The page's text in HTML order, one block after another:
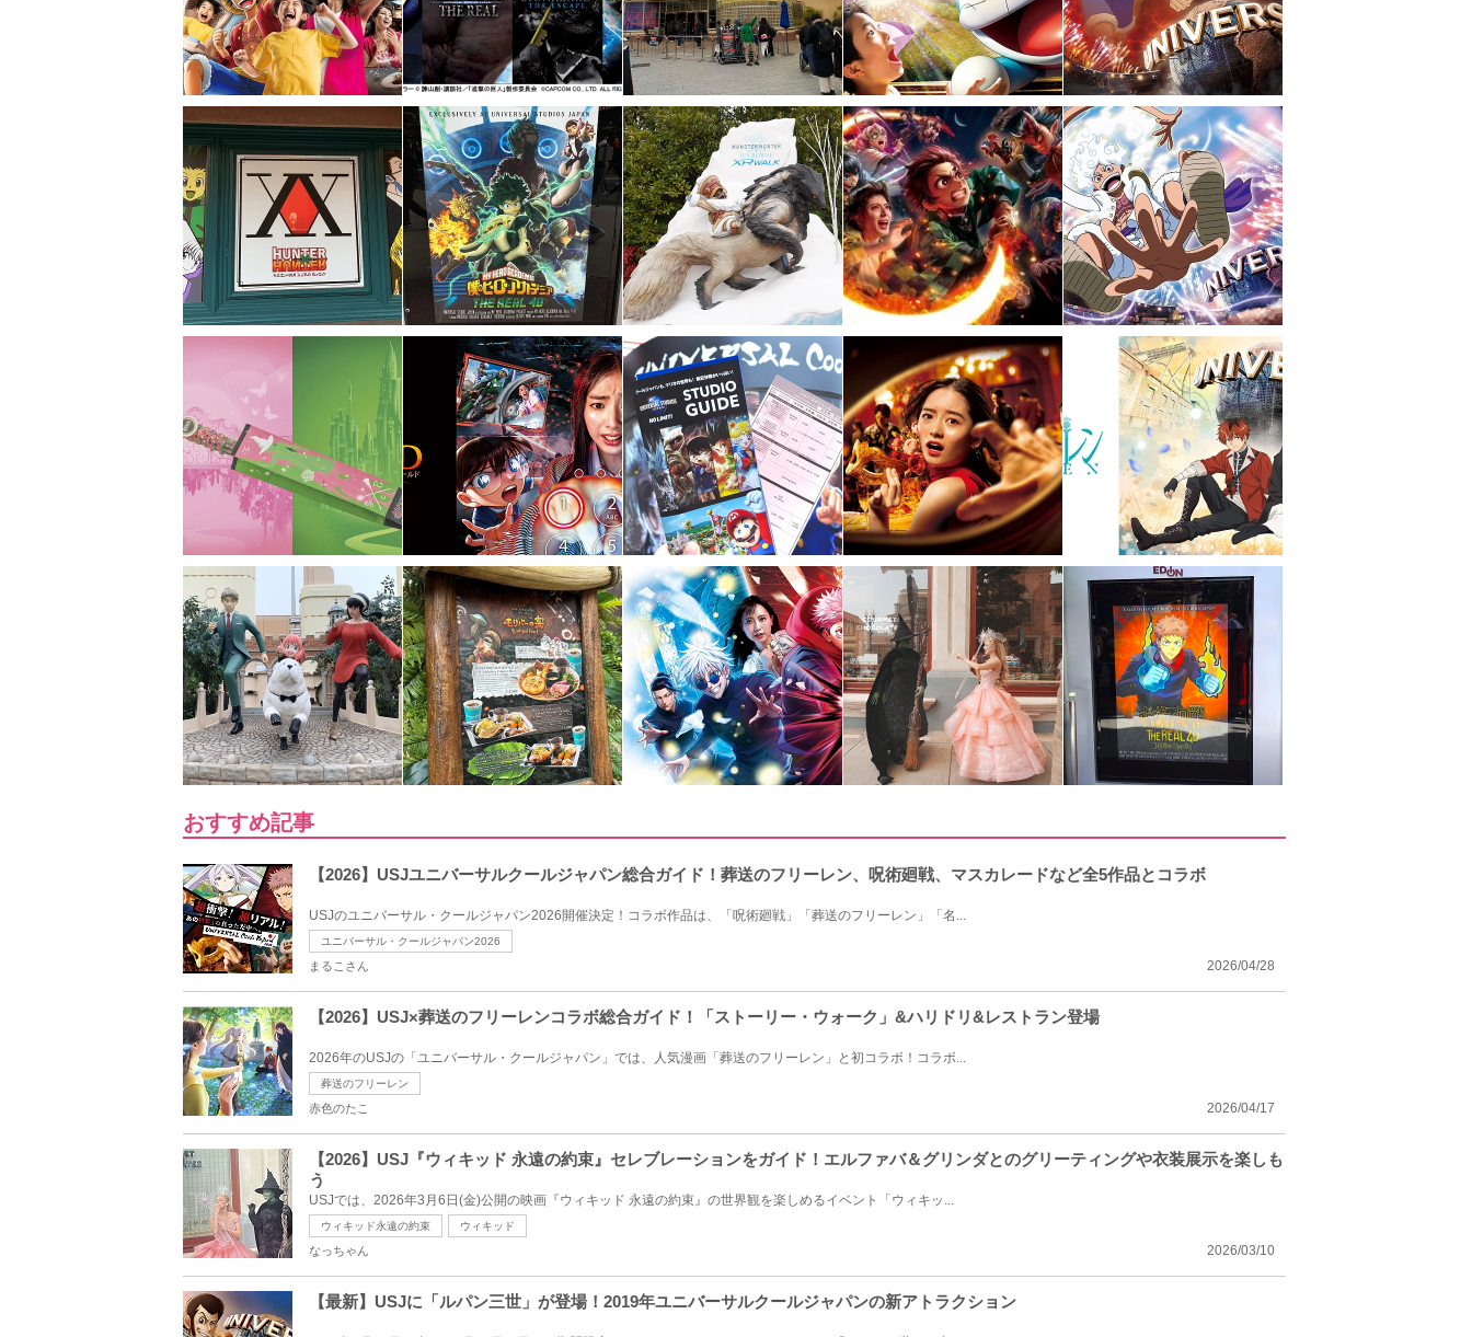
おすすめ記事
【2026】USJユニバーサルクールジャパン総合ガイド！葬送のフリーレン、呪術廻戦、マスカレードなど全5作品とコラボ
USJのユニバーサル・クールジャパン2026開催決定！コラボ作品は、「呪術廻戦」「葬送のフリーレン」「名...
ユニバーサル・クールジャパン2026
2026/04/28
まるこさん
【2026】USJ×葬送のフリーレンコラボ総合ガイド！「ストーリー・ウォーク」&ハリドリ&レストラン登場
2026年のUSJの「ユニバーサル・クールジャパン」では、人気漫画「葬送のフリーレン」と初コラボ！コラボ...
葬送のフリーレン
2026/04/17
赤色のたこ
【2026】USJ『ウィキッド 永遠の約束』セレブレーションをガイド！エルファバ＆グリンダとのグリーティングや衣装展示を楽しも
う
USJでは、2026年3月6日(金)公開の映画『ウィキッド 永遠の約束』の世界観を楽しめるイベント「ウィキッ...
ウィキッド永遠の約束 ウィキッド
2026/03/10
なっちゃん
【最新】USJに「ルパン三世」が登場！2019年ユニバーサルクールジャパンの新アトラクション